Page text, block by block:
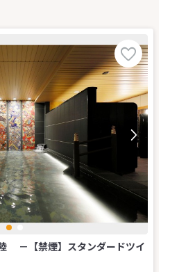
－【禁煙】スタンダードツイ